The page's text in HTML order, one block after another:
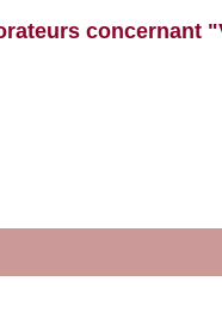
concernant